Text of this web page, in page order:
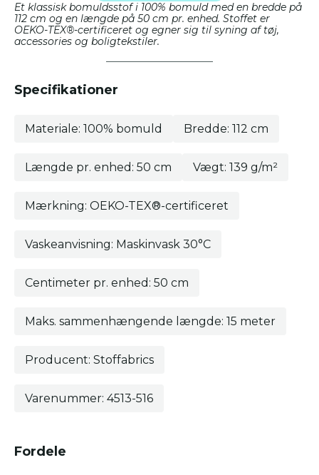
Et klassisk bomuldsstof i 100% bomuld med en bredde på
112 cm og en længde på 50 cm pr. enhed. Stoffet er
OEKO-TEX®-certificeret og egner sig til syning af tøj,
accessories og boligtekstiler.
Fordele
Specifikationer
Materiale: 100% bomuld Bredde: 112 cm
Længde pr. enhed: 50 cm Vægt: 139 g/m²
Mærkning: OEKO-TEX®-certificeret
Vaskeanvisning: Maskinvask 30°C
Centimeter pr. enhed: 50 cm
Maks. sammenhængende længde: 15 meter
Producent: Stoffabrics
Varenummer: 4513-516